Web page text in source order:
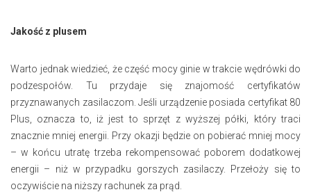
Jakość z plusem
Warto jednak wiedzieć, że część mocy ginie w trakcie wędrówki do
podzespołów. Tu przydaje się znajomość certyfikatów
przyznawanych zasilaczom. Jeśli urządzenie posiada certyfikat 80
Plus, oznacza to, iż jest to sprzęt z wyższej półki, który traci
znacznie mniej energii. Przy okazji będzie on pobierać mniej mocy
– w końcu utratę trzeba rekompensować poborem dodatkowej
energii – niż w przypadku gorszych zasilaczy. Przełoży się to
oczywiście na niższy rachunek za prąd.